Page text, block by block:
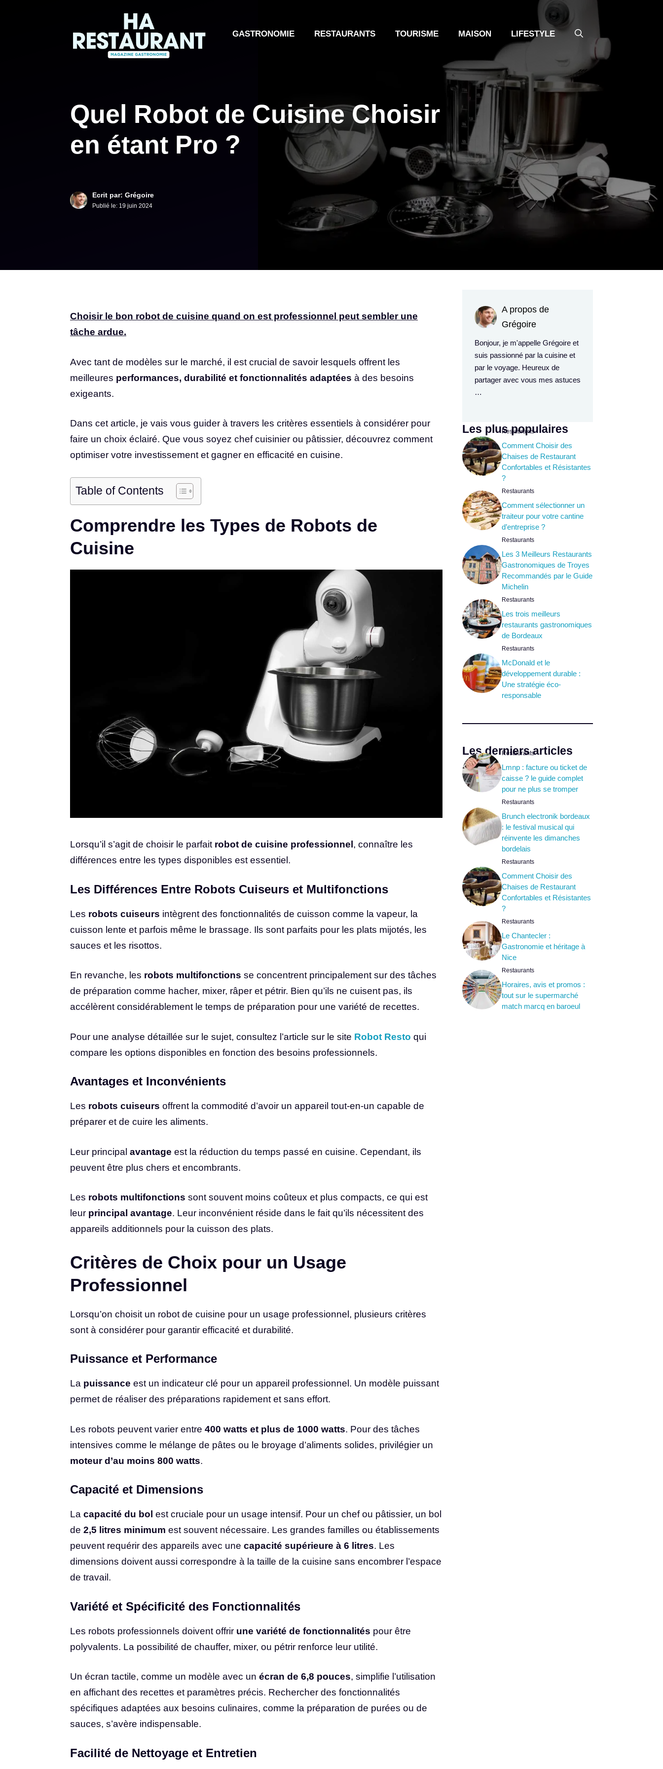
GASTRONOMIE RESTAURANTS TOURISME MAISON LIFESTYLE
Quel Robot de Cuisine Choisir
en étant Pro ?
Ecrit par: Grégoire
Publié le: 19 juin 2024
Choisir le bon robot de cuisine quand on est professionnel peut sembler une
tâche ardue.
Avec tant de modèles sur le marché, il est crucial de savoir lesquels offrent les
meilleures performances, durabilité et fonctionnalités adaptées à des besoins
exigeants.
Dans cet article, je vais vous guider à travers les critères essentiels à considérer pour
faire un choix éclairé. Que vous soyez chef cuisinier ou pâtissier, découvrez comment
optimiser votre investissement et gagner en efficacité en cuisine.
Table of Contents
Comprendre les Types de Robots de
Cuisine
Lorsqu’il s’agit de choisir le parfait robot de cuisine professionnel , connaître les
différences entre les types disponibles est essentiel.
Les Différences Entre Robots Cuiseurs et Multifonctions
Les robots cuiseurs intègrent des fonctionnalités de cuisson comme la vapeur, la
cuisson lente et parfois même le brassage. Ils sont parfaits pour les plats mijotés, les
sauces et les risottos.
En revanche, les robots multifonctions se concentrent principalement sur des tâches
de préparation comme hacher, mixer, râper et pétrir. Bien qu’ils ne cuisent pas, ils
accélèrent considérablement le temps de préparation pour une variété de recettes.
Pour une analyse détaillée sur le sujet, consultez l’article sur le site Robot Resto qui
compare les options disponibles en fonction des besoins professionnels.
Avantages et Inconvénients
Les robots cuiseurs offrent la commodité d’avoir un appareil tout-en-un capable de
préparer et de cuire les aliments.
Leur principal avantage est la réduction du temps passé en cuisine. Cependant, ils
peuvent être plus chers et encombrants.
Les robots multifonctions sont souvent moins coûteux et plus compacts, ce qui est
leur principal avantage. Leur inconvénient réside dans le fait qu’ils nécessitent des
appareils additionnels pour la cuisson des plats.
Critères de Choix pour un Usage
Professionnel
Lorsqu’on choisit un robot de cuisine pour un usage professionnel, plusieurs critères
sont à considérer pour garantir efficacité et durabilité.
Puissance et Performance
La puissance est un indicateur clé pour un appareil professionnel. Un modèle puissant
permet de réaliser des préparations rapidement et sans effort.
Les robots peuvent varier entre 400 watts et plus de 1000 watts. Pour des tâches
intensives comme le mélange de pâtes ou le broyage d’aliments solides, privilégier un
moteur d’au moins 800 watts.
Capacité et Dimensions
La capacité du bol est cruciale pour un usage intensif. Pour un chef ou pâtissier, un bol
de 2,5 litres minimum est souvent nécessaire. Les grandes familles ou établissements
peuvent requérir des appareils avec une capacité supérieure à 6 litres. Les
dimensions doivent aussi correspondre à la taille de la cuisine sans encombrer l’espace
de travail.
Variété et Spécificité des Fonctionnalités
Les robots professionnels doivent offrir une variété de fonctionnalités pour être
polyvalents. La possibilité de chauffer, mixer, ou pétrir renforce leur utilité.
Un écran tactile, comme un modèle avec un écran de 6,8 pouces, simplifie l’utilisation
en affichant des recettes et paramètres précis. Rechercher des fonctionnalités
spécifiques adaptées aux besoins culinaires, comme la préparation de purées ou de
sauces, s’avère indispensable.
Facilité de Nettoyage et Entretien
A propos de
Grégoire
Bonjour, je m'appelle Grégoire et
suis passionné par la cuisine et
par le voyage. Heureux de
partager avec vous mes astuces
…
Les plus populaires
Restaurants
Comment Choisir des
Chaises de Restaurant
Confortables et Résistantes
?
Restaurants
Comment sélectionner un
traiteur pour votre cantine
d’entreprise ?
Restaurants
Les 3 Meilleurs Restaurants
Gastronomiques de Troyes
Recommandés par le Guide
Michelin
Restaurants
Les trois meilleurs
restaurants gastronomiques
de Bordeaux
Restaurants
McDonald et le
développement durable :
Une stratégie éco-
responsable
Les derniers articles
Restaurants
Lmnp : facture ou ticket de
caisse ? le guide complet
pour ne plus se tromper
Restaurants
Brunch electronik bordeaux
: le festival musical qui
réinvente les dimanches
bordelais
Restaurants
Comment Choisir des
Chaises de Restaurant
Confortables et Résistantes
?
Restaurants
Le Chantecler :
Gastronomie et héritage à
Nice
Restaurants
Horaires, avis et promos :
tout sur le supermarché
match marcq en baroeul